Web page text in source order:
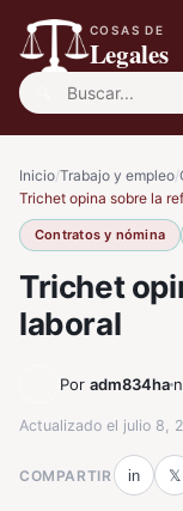
COSAS DE
Legales
Buscar:
Inicio/Trabajo y empleo/
Trichet opina sobre la
Contratos y nómina
Trichet
laboral
Por adm834ha
Actualizado el julio 8,
COMPARTIR in 𝕏